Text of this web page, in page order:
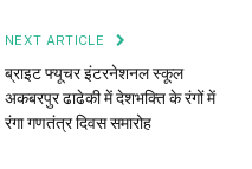
NEXT ARTICLE
ब्राइट फ्यूचर इंटरनेशनल स्कूल
अकबरपुर ढाढेकी में देशभक्ति के रंगों में
रंगा गणतंत्र दिवस समारोह